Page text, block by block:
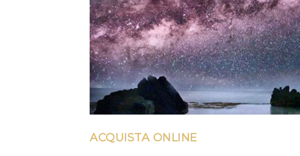
ACQUISTA ONLINE